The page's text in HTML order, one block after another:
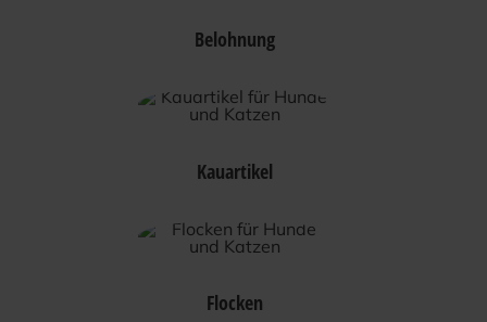
Belohnung
Kauartikel
Flocken